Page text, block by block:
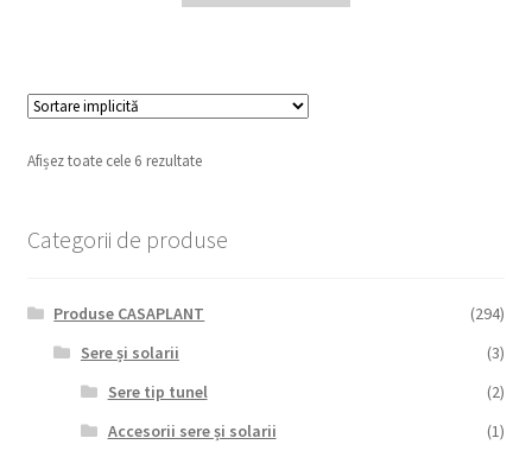
Afișez toate cele 6 rezultate
Categorii de produse
Produse CASAPLANT
(294)
Sere și solarii
(3)
Sere tip tunel
(2)
Accesorii sere și solarii
(1)